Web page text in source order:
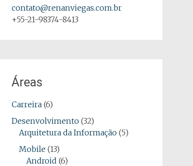
contato@renanviegas.com.br
+55-21-98374-8413
Áreas
Carreira(6)
Desenvolvimento(32)
Arquitetura da Informação(5)
Mobile (13)
Android (6)